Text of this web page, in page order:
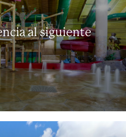
al siguiente